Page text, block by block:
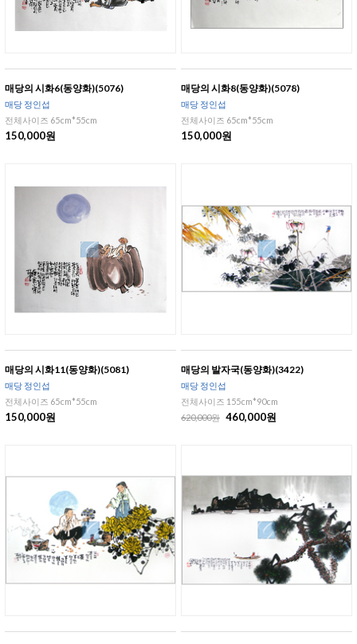
매당의 시화6(동양화)(5076)
매당 정인섭
전체사이즈 65cm*55cm
150,000원
매당의 시화8(동양화)(5078)
매당 정인섭
전체사이즈 65cm*55cm
150,000원
매당의 시화11(동양화)(5081)
매당 정인섭
전체사이즈 65cm*55cm
150,000원
매당의 발자국(동양화)(3422)
매당 정인섭
전체사이즈 155cm*90cm
620,000원 460,000원